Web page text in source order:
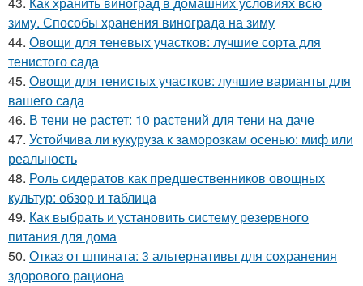
зиму. Способы хранения винограда на зиму
44. Овощи для теневых участков: лучшие сорта для
тенистого сада
45. Овощи для тенистых участков: лучшие варианты для
вашего сада
46. В тени не растет: 10 растений для тени на даче
47. Устойчива ли кукуруза к заморозкам осенью: миф или
реальность
48. Роль сидератов как предшественников овощных
культур: обзор и таблица
49. Как выбрать и установить систему резервного
питания для дома
50. Отказ от шпината: 3 альтернативы для сохранения
здорового рациона